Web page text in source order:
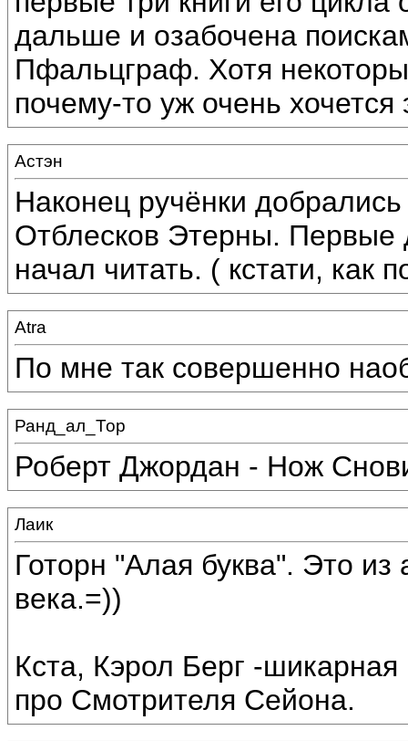
дальше и озабочена
Пфальцграф. Хотя
почему-то уж очень хочется
Астэн
Наконец ручёнки
Отблесков Этерны. Первые
начал читать. ( кстати, как
Atra
По мне так совершенно
Ранд_ал_Тор
Роберт Джордан - Нож
Лаик
Готорн "Алая буква". Это
века.=))
Кста, Кэрол Берг -
про Смотрителя Сейона.